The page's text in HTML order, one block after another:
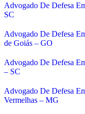
Advogado De Defesa
SC
Advogado De Defesa
de Goiás – GO
Advogado De Defesa
– SC
Advogado De Defesa
Vermelhas – MG